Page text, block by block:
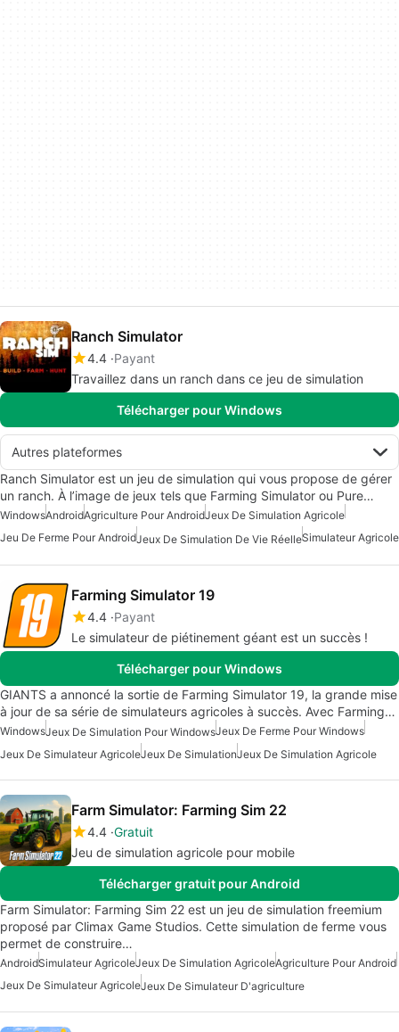
Ranch Simulator
4.4 Payant
Travaillez dans un ranch dans ce jeu de simulation
Télécharger pour Windows
Autres plateformes
Ranch Simulator est un jeu de simulation qui vous propose de gérer
un ranch. À l’image de jeux tels que Farming Simulator ou Pure…
WindowsAndroidAgriculture Pour AndroidJeux De Simulation Agricole
Jeu De Ferme Pour AndroidJeux De Simulation De Vie RéelleSimulateur Agricole
Farming Simulator 19
4.4 Payant
Le simulateur de piétinement géant est un succès !
Télécharger pour Windows
GIANTS a annoncé la sortie de Farming Simulator 19, la grande mise
à jour de sa série de simulateurs agricoles à succès. Avec Farming…
WindowsJeux De Simulation Pour WindowsJeux De Ferme Pour Windows
Jeux De Simulateur AgricoleJeux De SimulationJeux De Simulation Agricole
Farm Simulator: Farming Sim 22
4.4 Gratuit
Jeu de simulation agricole pour mobile
Télécharger gratuit pour Android
Farm Simulator: Farming Sim 22 est un jeu de simulation freemium
proposé par Climax Game Studios. Cette simulation de ferme vous
permet de construire…
AndroidSimulateur AgricoleJeux De Simulation AgricoleAgriculture Pour Android
Jeux De Simulateur AgricoleJeux De Simulateur D'agriculture